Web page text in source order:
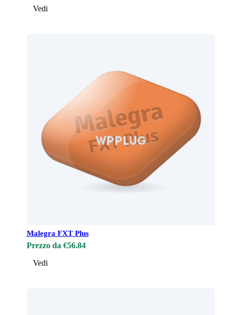
Vedi
Malegra FXT Plus
Prezzo da €56.84
Vedi